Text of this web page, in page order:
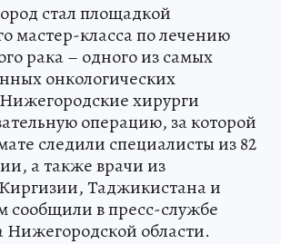
стал площадкой
мастер-класса по лечению
рака – одного из самых
онкологических
хирурги
операцию, за которой
следили специалисты из 82
а также врачи из
Таджикистана и
сообщили в пресс-службе
Нижегородской области.